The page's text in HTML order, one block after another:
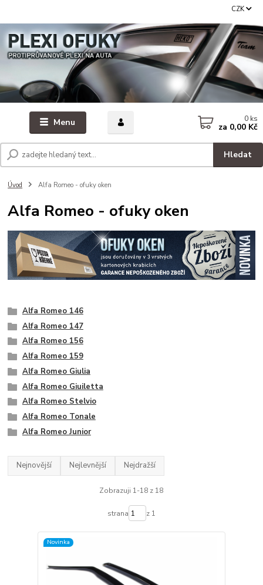
Menu
CZK
Hledat
0 ks
za 0,00 Kč
Úvod Alfa Romeo - ofuky oken
Alfa Romeo - ofuky oken
Alfa Romeo 146
Alfa Romeo 147
Alfa Romeo 156
Alfa Romeo 159
Alfa Romeo Giulia
Alfa Romeo Giuiletta
Alfa Romeo Stelvio
Alfa Romeo Tonale
Alfa Romeo Junior
Nejnovější Nejlevnější Nejdražší
Zobrazuji 1-18 z 18
strana z 1
Novinka